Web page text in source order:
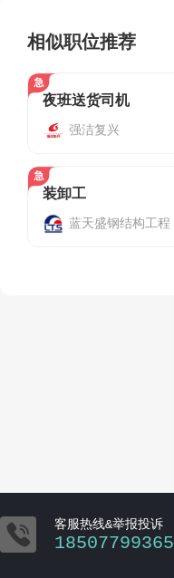
相似职位推荐
夜班送货司机
强洁复兴
装卸工
蓝天盛钢结构工程
 客服热线&举报投诉
18507799365